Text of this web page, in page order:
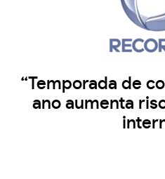
“Temporada de
ano aumenta